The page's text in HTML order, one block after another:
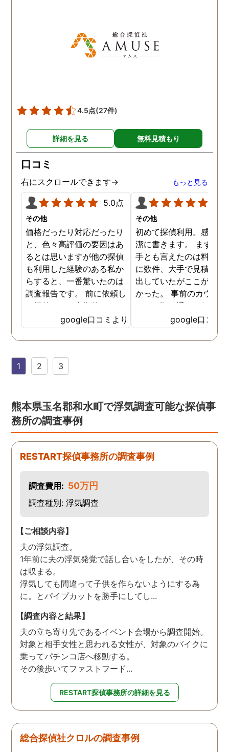
す。
4.5点(27件)
詳細を見る 無料見積もり
口コミ
右にスクロールできます→ もっと見る
5.0点
その他
価格だったり対応だったり
と、色々高評価の要因はあ
るとは思いますが他の探偵
も利用した経験のある私か
らすると、一番驚いたのは
調査報告です。 前に依頼し
た探偵では、定期的にまと
めて報告がくる為なかなか
実際の現状を把握するのが
難しかったですが、ここは
来ていました。 担当の人も
されているという点も強み
ですね。
google口コミより
その他
初めて探偵利用。感想を
潔に書きます。 まず、
手とも言えたのは料金。
に数件、大手で見積もり
出していたがここが一番
かった。 事前のカウン
ングの際の通りの価格で
途中での追加料金なども
く安心してお任せできた
由のひとつ。 かと言っ
イムで知れるのはかなり
google口コミ
1 2 3
熊本県玉名郡和水町で浮気調査可能な探偵事
務所の調査事例
RESTART探偵事務所の調査事例
調査費用: 50万円
調査種別: 浮気調査
【ご相談内容】
夫の浮気調査。
1年前に夫の浮気発覚で話し合いをしたが、その時
は収まる。
浮気しても間違って子供を作らないようにする為
に。とパイプカットを勝手にしてし...
【調査内容と結果】
夫の立ち寄り先であるイベント会場から調査開始。
対象と相手女性と思われる女性が、対象のバイクに
乗ってパチンコ店へ移動する。
その後歩いてファストフード...
RESTART探偵事務所の詳細を見る
総合探偵社クロルの調査事例